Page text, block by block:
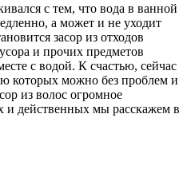
с тем, что вода в ванной
а может и не уходит
засор из отходов
и прочих предметов
с водой. К счастью, сейчас
которых можно без проблем и
из волос огромное
и действенных мы расскажем в